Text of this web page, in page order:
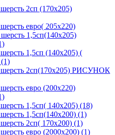
2сп (170х205)
евро( 205х220)
1,5сп(140х205)
1,5сп (140х205) (
шерсть 2сп(170х205) РИСУНОК
евро (200х220)
1,5сп( 140х205) (18)
1,5сп(140х200) (1)
2сп( 170х200) (1)
евро (2000х200) (1)